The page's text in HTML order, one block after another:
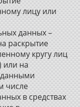
лицу или
данных –
раскрытие
кругу лиц
или на
числе
в средствах